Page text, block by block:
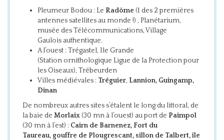
Pleumeur Bodou : Le Radôme (1 des 2 premières
antennes satellites au monde !) , Planétarium,
musée des Télécommunications, Village
Gaulois authentique.
A l’ouest : Trégastel, Ile Grande
(Station ornithologique Ligue de la Protection pour
les Oiseaux), Trébeurden
Villes médiévales : Tréguier, Lannion, Guingamp,
Dinan
De nombreux autres sites s’étalent le long du littoral, de
la baie de Morlaix (30 mn à l’ouest) au port de Paimpol
(30 mn à l’est) : Cairn de Barnenez, Fort du
Taureau, gouffre de Plougrescant, sillon de Talbert, île